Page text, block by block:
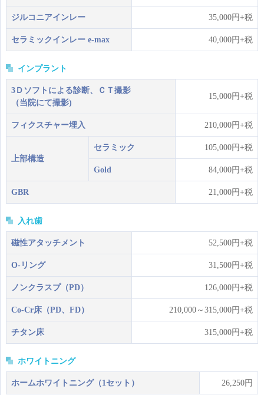
ジルコニアインレー 35,000円+税
セラミックインレー e-max 40,000円+税
インプラント
3Ｄソフトによる診断、ＣＴ撮影
（当院にて撮影)
15,000円+税
フィクスチャー埋入 210,000円+税
上部構造
セラミック 105,000円+税
Gold 84,000円+税
GBR 21,000円+税
入れ歯
磁性アタッチメント 52,500円+税
O-リング 31,500円+税
ノンクラスプ（PD） 126,000円+税
Co-Cr床（PD、FD） 210,000～315,000円+税
チタン床 315,000円+税
ホワイトニング
ホームホワイトニング（1セット） 26,250円